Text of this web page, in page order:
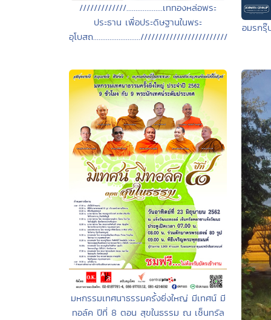
/////////////....................เททองหล่อพระ
ประธาน เพื่อประดิษฐานในพระ
อุโบสถ..........................////////////////////////
อมรกรุ๊
มหกรรมเทศนาธรรมครั้งยิ่งใหญ่ มีเทศน์ มี
ทอล์ค ปีที่ 8 ตอน สุขในธรรม ณ เซ็นทรัล